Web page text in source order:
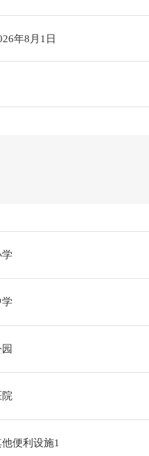
年8月1日
学
学
院
便利设施1